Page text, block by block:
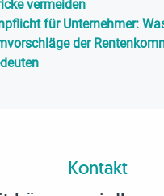
vermeiden
für Unternehmer:
der
Kontakt